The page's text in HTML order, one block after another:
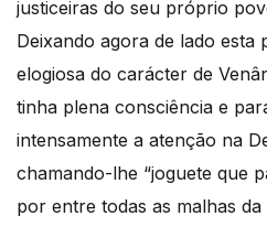
justiceiras do seu próprio
Deixando agora de lado esta
elogiosa do carácter de
tinha plena consciência e
intensamente a atenção na
chamando-lhe “joguete que
por entre todas as malhas